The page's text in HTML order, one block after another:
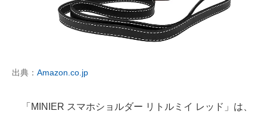
出典： Amazon.co.jp
「MINIER スマホショルダー リトルミイ レッド」は、